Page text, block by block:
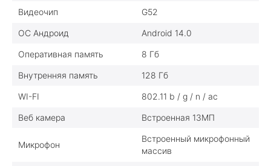
Видеочип G52
ОС Андроид Android 14.0
Оперативная память 8 Гб
Внутренняя память 128 Гб
WI-FI 802.11 b / g / n / ac
Веб камера Встроенная 13МП
Микрофон
Встроенный микрофонный
массив